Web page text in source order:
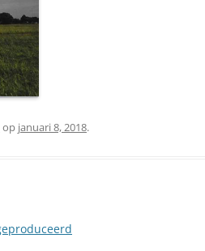
op januari 8, 2018.